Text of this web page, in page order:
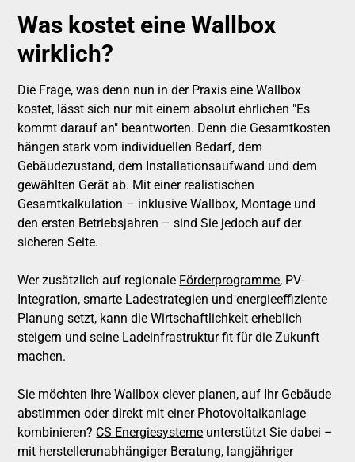
Was kostet eine Wallbox
wirklich?
Die Frage, was denn nun in der Praxis eine Wallbox
kostet, lässt sich nur mit einem absolut ehrlichen "Es
kommt darauf an" beantworten. Denn die Gesamtkosten
hängen stark vom individuellen Bedarf, dem
Gebäudezustand, dem Installationsaufwand und dem
gewählten Gerät ab. Mit einer realistischen
Gesamtkalkulation – inklusive Wallbox, Montage und
den ersten Betriebsjahren – sind Sie jedoch auf der
sicheren Seite.
Wer zusätzlich auf regionale Förderprogramme, PV-
Integration, smarte Ladestrategien und energieeffiziente
Planung setzt, kann die Wirtschaftlichkeit erheblich
steigern und seine Ladeinfrastruktur fit für die Zukunft
machen.
Sie möchten Ihre Wallbox clever planen, auf Ihr Gebäude
abstimmen oder direkt mit einer Photovoltaikanlage
kombinieren? CS Energiesysteme unterstützt Sie dabei –
mit herstellerunabhängiger Beratung, langjähriger